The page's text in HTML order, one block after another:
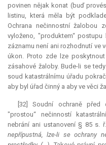
povinen nějak konat (buď
listinu, která měla být
Ochrana nečinnostní žalobou
vyloženo, "produktem“
záznamu není ani rozhodnutí ve
úkon. Proto zde lze
zásahové žaloby. Bude-li se
soud katastrálnímu úřadu
aby byl úřad činný a aby ve věci
[32] Soudní ochraně před
"prostou“ nečinností
nebrání ani ustanovení § 85 s.
nepřípustná, lze-li se ochrany